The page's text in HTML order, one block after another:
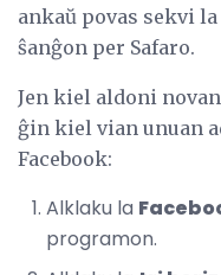
ankaŭ povas sekvi
ŝanĝon per Safaro.
Jen kiel aldoni
ĝin kiel vian unuan
Facebook:
Alklaku la
programon.